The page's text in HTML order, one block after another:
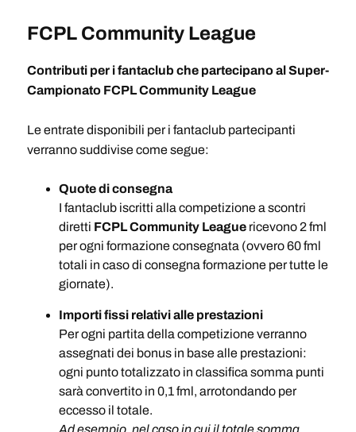
FCPL Community League
Contributi per i fantaclub che partecipano al Super-
Campionato FCPL Community League
Le entrate disponibili per i fantaclub partecipanti
verranno suddivise come segue:
Quote di consegna
I fantaclub iscritti alla competizione a scontri
diretti FCPL Community Leaguericevono 2 fml
per ogni formazione consegnata (ovvero 60 fml
totali in caso di consegna formazione per tutte le
giornate).
Importi fissi relativi alle prestazioni
Per ogni partita della competizione verranno
assegnati dei bonus in base alle prestazioni:
ogni punto totalizzato in classifica somma punti
sarà convertito in 0,1 fml, arrotondando per
eccesso il totale.
Ad esempio, nel caso in cui il totale somma